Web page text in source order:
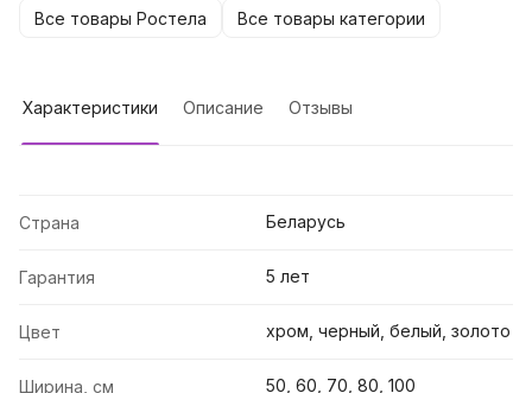
Все товары Ростела Все товары категории
Характеристики Описание Отзывы
Страна Беларусь
Гарантия 5 лет
Цвет хром, черный, белый, золото
Ширина, см 50, 60, 70, 80, 100